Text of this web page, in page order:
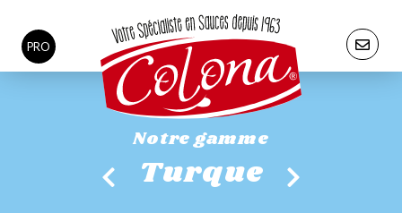
PRO
Notre gamme
Turque